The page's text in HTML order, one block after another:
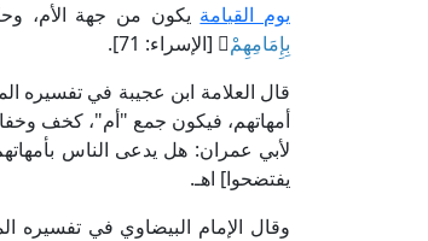
يوم القيامة يكون من جهة الأم،
بِإِمَامِهِمْ﴾ [الإسراء: 71].
أمهاتهم، فيكون جمع "أم"، كخف
لأبي عمران: هل يدعى الناس
يفتضحوا] اهـ.